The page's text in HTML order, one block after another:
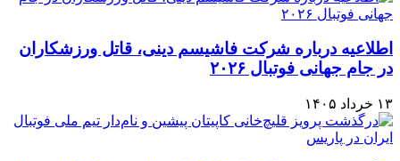
اطلاعیه درباره شرکت فاشیسم دینی، قاتل ورزشکاران
در جام جهانی فوتبال ۲۰۲۶
۱۳ خرداد ۱۴۰۵